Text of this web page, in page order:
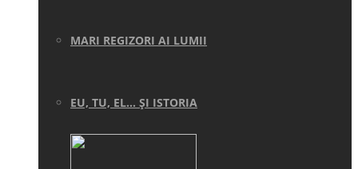
MARI REGIZORI AI LUMII
EU, TU, EL… ŞI ISTORIA